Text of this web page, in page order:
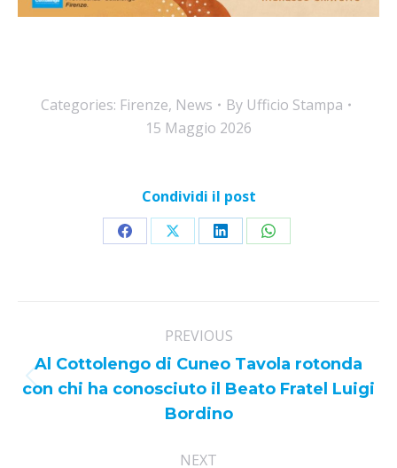
Categories: Firenze, News By Ufficio Stampa
15 Maggio 2026
Condividi il post
Share Share Share Share
PREVIOUS
Previous
post:
Al Cottolengo di Cuneo Tavola rotonda
con chi ha conosciuto il Beato Fratel Luigi
Bordino
NEXT